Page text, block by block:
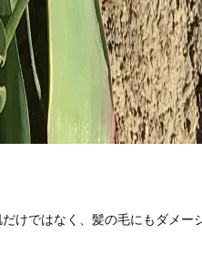
ではなく、髪の毛にもダメー